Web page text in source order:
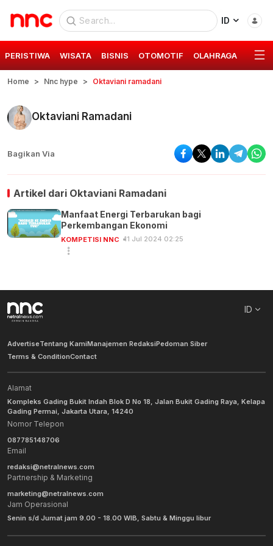
ID
PERISTIWA WISATA BISNIS OTOMOTIF OLAHRAGA GAYA
Home Nnc hype Oktaviani ramadani
Oktaviani Ramadani
Bagikan Via
Artikel dari Oktaviani Ramadani
Manfaat Energi Terbarukan bagi
Perkembangan Ekonomi
KOMPETISI NNC 11 Jul 2024 02:25
ID
AdvertiseTentang KamiManajemen RedaksiPedoman Siber
Terms & ConditionContact
Alamat
Kompleks Gading Bukit Indah Blok D No 18, Jalan Bukit Gading Raya, Kelapa
Gading Permai, Jakarta Utara, 14240
Nomor Telepon
087785148706
Email
redaksi@netralnews.com
Partnership & Marketing
marketing@netralnews.com
Jam Operasional
Senin s/d Jumat jam 9.00 - 18.00 WIB, Sabtu & Minggu libur